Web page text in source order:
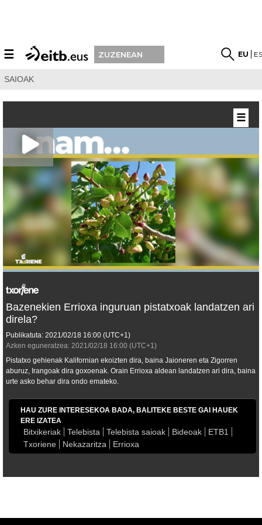
☰ ZUZENEAN EU
SAIOAK
Bazenekien Errioxa inguruan pistatxoak landatzen ari
direla?
Publikatuta: 2021/02/18 16:00 (UTC+1)
Azken eguneratzea: 2021/02/18 16:00 (UTC+1)
Pistatxo gehienak Kalifornian ekoizten dira, baina Jaioneren eta Zigorren
aburuz, Irangoak dira goxoenak. Orain Errioxa aldean landatzen ari dira, baina
urte asko behar dira ondo emateko.
HAU ZURE INTERESEKOA BADA, BALITEKE BESTE GAI HAUEK
ERE IZATEA
Bitxikeriak Telebista Telebista saioak Bideoak
ETB1
Txoriene
Nekazaritza Errioxa
☰